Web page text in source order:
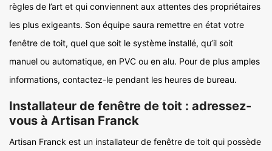
règles de l’art et qui conviennent aux attentes des propriétaires
les plus exigeants. Son équipe saura remettre en état votre
fenêtre de toit, quel que soit le système installé, qu’il soit
manuel ou automatique, en PVC ou en alu. Pour de plus amples
informations, contactez-le pendant les heures de bureau.
Installateur de fenêtre de toit : adressez-
vous à Artisan Franck
Artisan Franck est un installateur de fenêtre de toit qui possède